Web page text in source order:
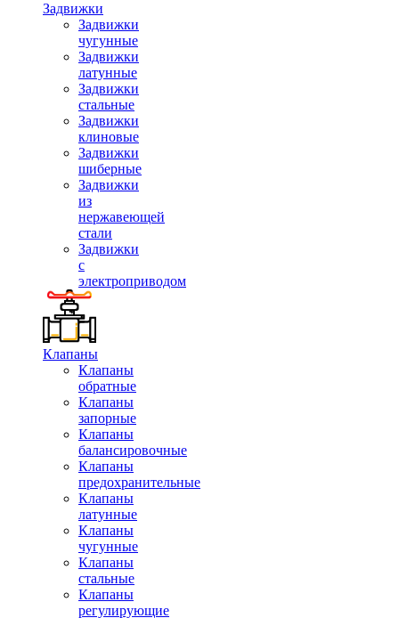
Задвижки
Задвижки
чугунные
Задвижки
латунные
Задвижки
стальные
Задвижки
клиновые
Задвижки
шиберные
Задвижки
из
нержавеющей
стали
Задвижки
с
электроприводом
Клапаны
Клапаны
обратные
Клапаны
запорные
Клапаны
балансировочные
Клапаны
предохранительные
Клапаны
латунные
Клапаны
чугунные
Клапаны
стальные
Клапаны
регулирующие